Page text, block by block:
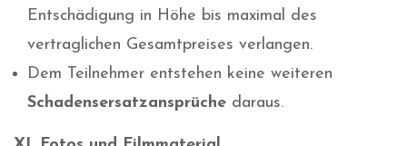
Entschädigung in Höhe bis maximal des
vertraglichen Gesamtpreises verlangen.
Dem Teilnehmer entstehen keine weiteren
Schadensersatzansprüche daraus.